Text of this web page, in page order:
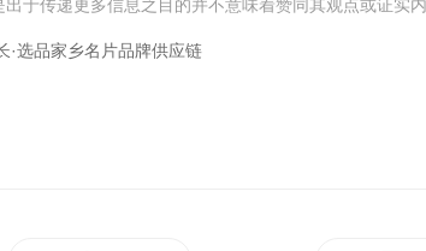
于传递更多信息之目的并不意味着赞同其观点或证实内
·选品家乡名片品牌供应链